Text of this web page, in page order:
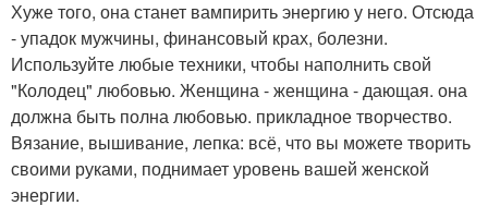
Хуже того, она станет вампирить энергию у него. Отсюда
- упадок мужчины, финансовый крах, болезни.
Используйте любые техники, чтобы наполнить свой
"Колодец" любовью. Женщина - женщина - дающая. она
должна быть полна любовью. прикладное творчество.
Вязание, вышивание, лепка: всё, что вы можете творить
своими руками, поднимает уровень вашей женской
энергии.